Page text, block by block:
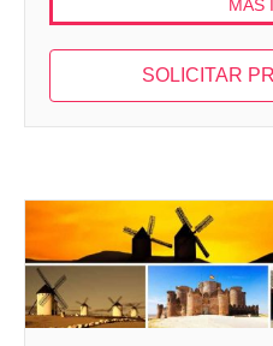
MAS
SOLICITAR